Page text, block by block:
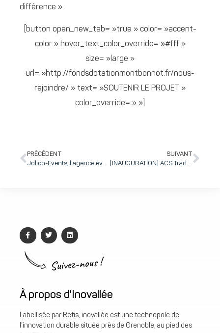
différence ».
[button open_new_tab= »true » color= »accent-
color » hover_text_color_override= »#fff »
size= »large »
url= »http://fondsdotationmontbonnot.fr/nous-
rejoindre/ » text= »SOUTENIR LE PROJET »
color_override= » »]
PRÉCÉDENT
Jolico-Events, l'agence événementielle qui va réveiller vos sens
SUIVANT
[INAUGURATION] ACS Traduction ouvre ses portes aux entreprises d'inovallée et présente ses outils innovants pour faciliter la traduction
Suivez-nous !
À propos d'Inovallée
Labellisée par Retis, inovallée est une technopole de
l’innovation durable située près de Grenoble, au pied des